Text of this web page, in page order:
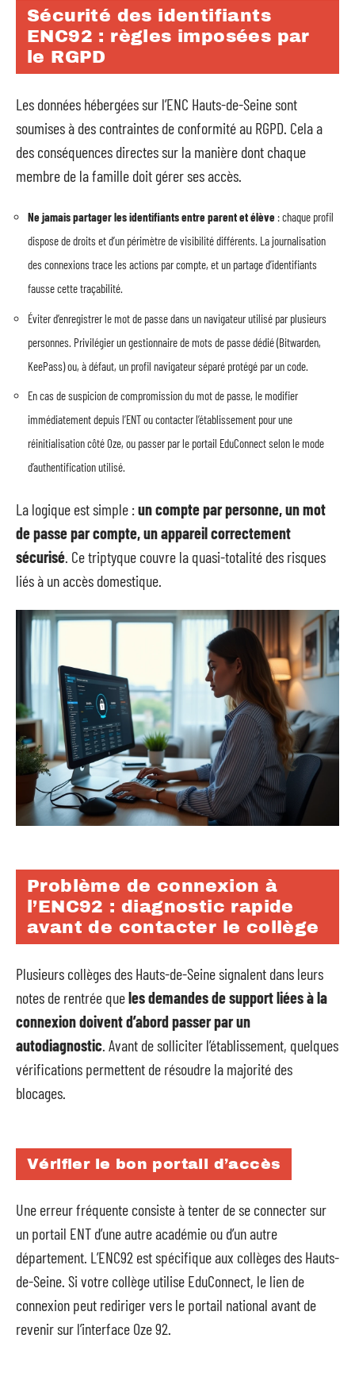
Sécurité des identifiants
ENC92 : règles imposées par
le RGPD
Les données hébergées sur l’ENC Hauts-de-Seine sont
soumises à des contraintes de conformité au RGPD. Cela a
des conséquences directes sur la manière dont chaque
membre de la famille doit gérer ses accès.
Ne jamais partager les identifiants entre parent et élève : chaque profil
dispose de droits et d’un périmètre de visibilité différents. La journalisation
des connexions trace les actions par compte, et un partage d’identifiants
fausse cette traçabilité.
Éviter d’enregistrer le mot de passe dans un navigateur utilisé par plusieurs
personnes. Privilégier un gestionnaire de mots de passe dédié (Bitwarden,
KeePass) ou, à défaut, un profil navigateur séparé protégé par un code.
En cas de suspicion de compromission du mot de passe, le modifier
immédiatement depuis l’ENT ou contacter l’établissement pour une
réinitialisation côté Oze, ou passer par le portail EduConnect selon le mode
d’authentification utilisé.
La logique est simple :un compte par personne, un mot
de passe par compte, un appareil correctement
sécurisé . Ce triptyque couvre la quasi-totalité des risques
liés à un accès domestique.
Problème de connexion à
l’ENC92 : diagnostic rapide
avant de contacter le collège
Plusieurs collèges des Hauts-de-Seine signalent dans leurs
notes de rentrée queles demandes de support liées à la
connexion doivent d’abord passer par un
autodiagnostic. Avant de solliciter l’établissement, quelques
vérifications permettent de résoudre la majorité des
blocages.
Vérifier le bon portail d’accès
Une erreur fréquente consiste à tenter de se connecter sur
un portail ENT d’une autre académie ou d’un autre
département. L’ENC92 est spécifique aux collèges des Hauts-
de-Seine. Si votre collège utilise EduConnect, le lien de
connexion peut rediriger vers le portail national avant de
revenir sur l’interface Oze 92.